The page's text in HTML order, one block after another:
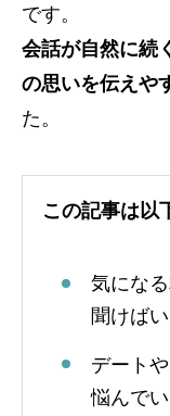
です。
会話が自然に続
の思いを伝えや
た。
この記事は以
気にな
聞けば
デート
悩んで